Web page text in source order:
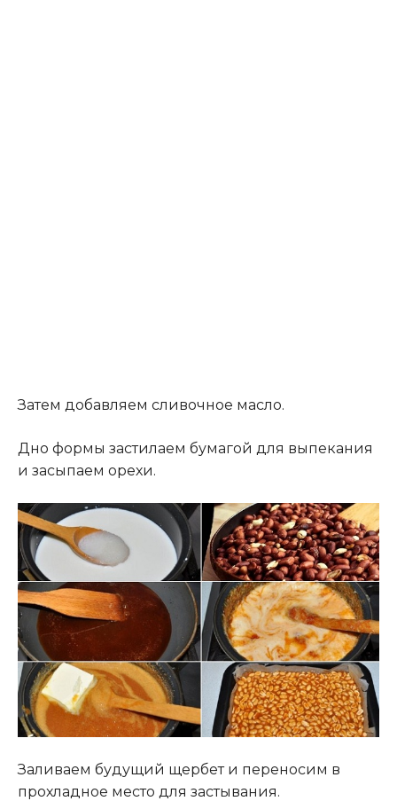
Затем добавляем сливочное масло.
Дно формы застилаем бумагой для выпекания
и засыпаем орехи.
Заливаем будущий щербет и переносим в
прохладное место для застывания.